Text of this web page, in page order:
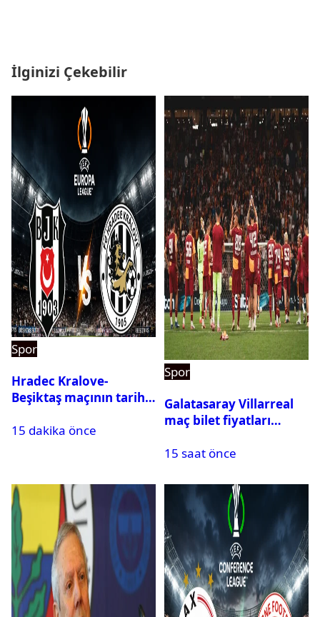
İlginizi Çekebilir
Spor
Hradec Kralove-
Beşiktaş maçının tarihi
15 dakika önce
Spor
Galatasaray Villarreal
maç bilet fiyatları
15 saat önce